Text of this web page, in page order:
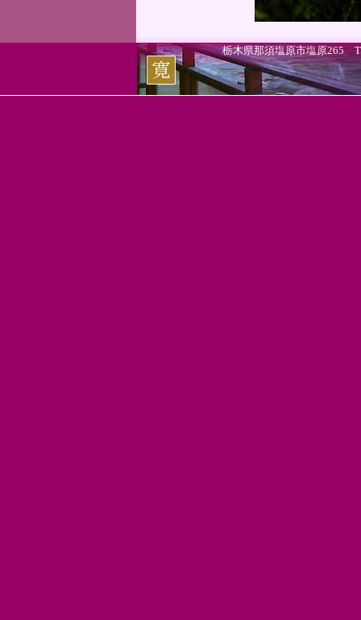
栃木県那須塩原市塩原265